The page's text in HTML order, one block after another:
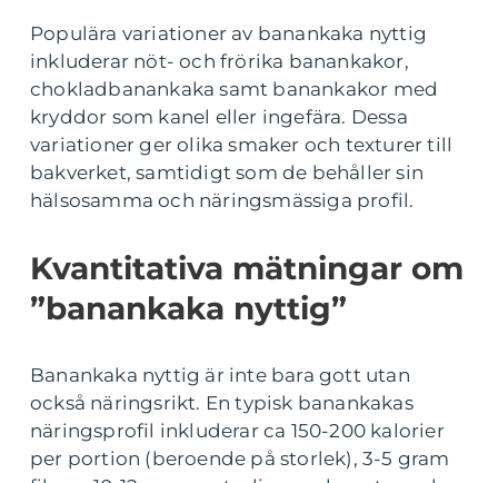
Populära variationer av banankaka nyttig
inkluderar nöt- och frörika banankakor,
chokladbanankaka samt banankakor med
kryddor som kanel eller ingefära. Dessa
variationer ger olika smaker och texturer till
bakverket, samtidigt som de behåller sin
hälsosamma och näringsmässiga profil.
Kvantitativa mätningar om
”banankaka nyttig”
Banankaka nyttig är inte bara gott utan
också näringsrikt. En typisk banankakas
näringsprofil inkluderar ca 150-200 kalorier
per portion (beroende på storlek), 3-5 gram